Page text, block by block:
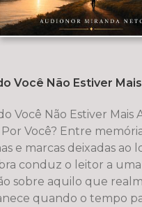
Você Não Estiver
Você Não Estiver Mais
Entre memórias, silêncios,
e marcas deixadas ao
conduz o leitor a
sobre aquilo que
quando o tempo